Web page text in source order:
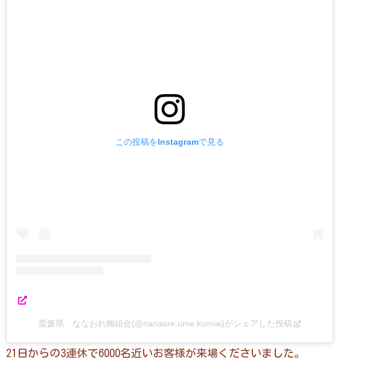
この投稿をInstagramで見る
愛媛県 ななおれ梅組合(@nanaore.ume.kumiai)がシェアした投稿
21日からの3連休で6000名近いお客様が来場くださいました。